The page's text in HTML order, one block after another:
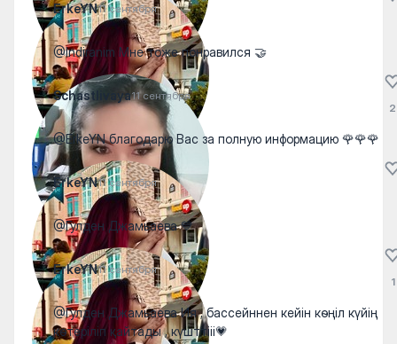
ErkeYN11 сентября
@Indiranim Мне тоже понравился 🤝
Schastlivaya11 сентября
@ErkeYN благодарю Вас за полную информацию 🌹🌹🌹
2
ErkeYN11 сентября
@Гулден Джамьаева 💙
ErkeYN11 сентября
@Гулден Джамьаева Ия , бассейннен кейін көңіл күйің
көтеріліп қайтады , күшттііі💗
1